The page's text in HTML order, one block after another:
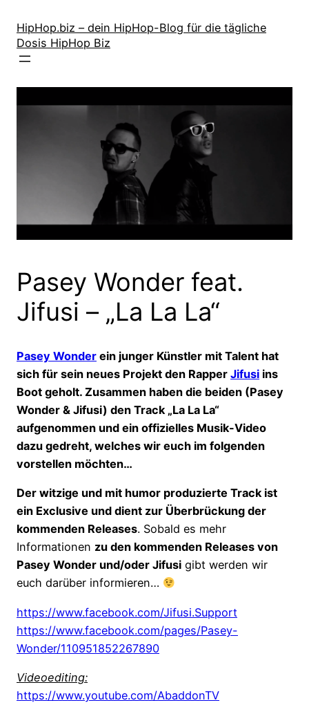
Inhalt
springen
HipHop.biz – dein HipHop-Blog für die tägliche
Dosis HipHop Biz
Pasey Wonder feat.
Jifusi – „La La La“
Pasey Wonder ein junger Künstler mit Talent hat
sich für sein neues Projekt den Rapper Jifusi ins
Boot geholt. Zusammen haben die beiden (Pasey
Wonder & Jifusi) den Track „La La La“
aufgenommen und ein offizielles Musik-Video
dazu gedreht, welches wir euch im folgenden
vorstellen möchten…
Der witzige und mit humor produzierte Track ist
ein Exclusive und dient zur Überbrückung der
kommenden Releases. Sobald es mehr
Informationen zu den kommenden Releases von
Pasey Wonder und/oder Jifusi gibt werden wir
euch darüber informieren…
https://www.facebook.com/Jifusi.Support
https://www.facebook.com/pages/Pasey-
Wonder/110951852267890
Videoediting:
https://www.youtube.com/AbaddonTV